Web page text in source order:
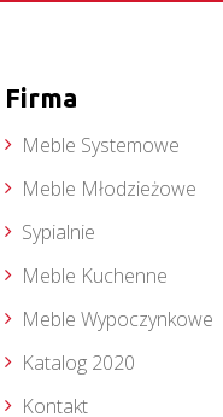
Firma
Meble Systemowe
Meble Młodzieżowe
Sypialnie
Meble Kuchenne
Meble Wypoczynkowe
Katalog 2020
Kontakt